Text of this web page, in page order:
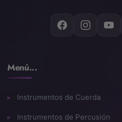
Menú...
Instrumentos de Cuerda
Instrumentos de Percusión